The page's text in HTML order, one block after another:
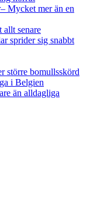
Mycket mer än en
allt senare
sprider sig snabbt
större bomullsskörd
i Belgien
än alldagliga